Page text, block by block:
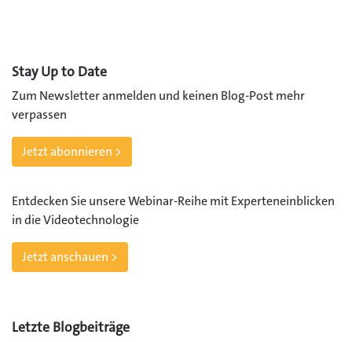
Stay Up to Date
Zum Newsletter anmelden und keinen Blog-Post mehr
verpassen
Jetzt abonnieren >
Entdecken Sie unsere Webinar-Reihe mit Experteneinblicken
in die Videotechnologie
Jetzt anschauen >
Letzte Blogbeiträge